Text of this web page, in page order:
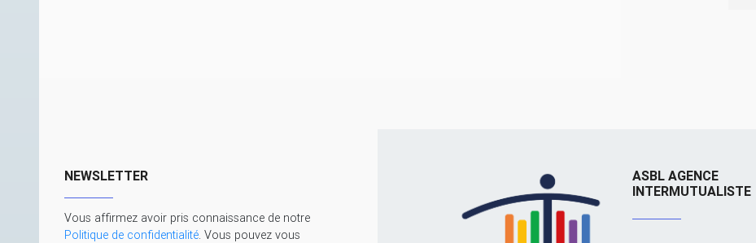
NEWSLETTER
Vous affirmez avoir pris connaissance de notre
Politique de confidentialité. Vous pouvez vous
ASBL AGENCE
INTERMUTUALISTE